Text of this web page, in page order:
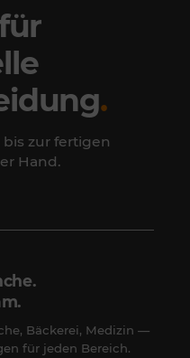
.
zur fertigen
Hand.
Bäckerei, Medizin —
für jeden Bereich.